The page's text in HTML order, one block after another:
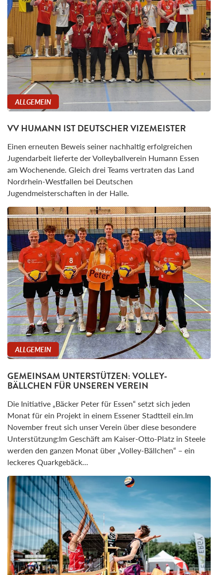
ALLGEMEIN
VV HUMANN IST DEUTSCHER VIZEMEISTER
Einen erneuten Beweis seiner nachhaltig erfolgreichen
Jugendarbeit lieferte der Volleyballverein Humann Essen
am Wochenende. Gleich drei Teams vertraten das Land
Nordrhein-Westfallen bei Deutschen
Jugendmeisterschaften in der Halle.
ALLGEMEIN
GEMEINSAM UNTERSTÜTZEN: VOLLEY-
BÄLLCHEN FÜR UNSEREN VEREIN
Die Initiative „Bäcker Peter für Essen“ setzt sich jeden
Monat für ein Projekt in einem Essener Stadtteil ein.Im
November freut sich unser Verein über diese besondere
Unterstützung:Im Geschäft am Kaiser-Otto-Platz in Steele
werden den ganzen Monat über „Volley-Bällchen“ – ein
leckeres Quarkgebäck…